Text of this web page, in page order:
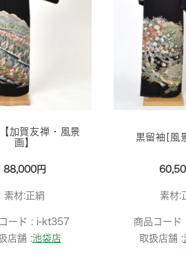
加賀友禅・風景
画】
88,000円
素材:正絹
ード : i-kt357
店舗 :池袋店
黒留袖[風
素材:
商品コード
取扱店舗 :